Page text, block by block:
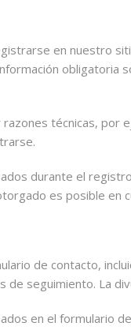
en nuestro
obligatoria
técnicas,
​​durante el
es posible en
de contacto,
seguimiento. La
​​en el formulario